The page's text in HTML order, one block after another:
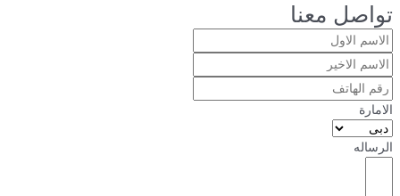
تواصل معنا
الامارة
الرساله